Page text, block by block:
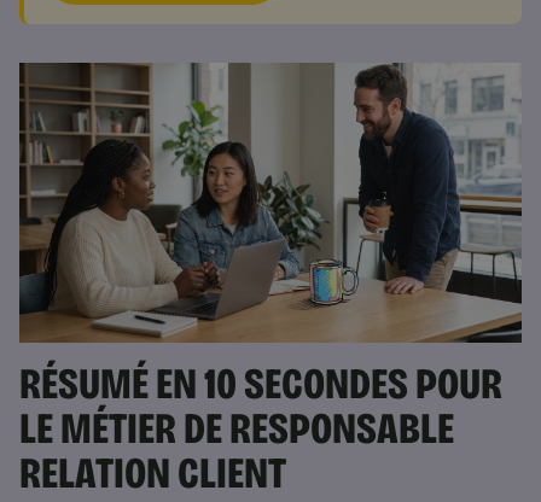
RÉSUMÉ EN 10 SECONDES POUR
LE MÉTIER DE RESPONSABLE
RELATION CLIENT